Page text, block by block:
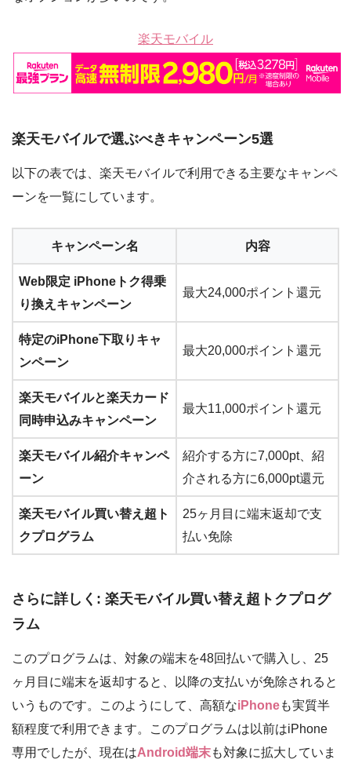
楽天モバイル
楽天モバイルで選ぶべきキャンペーン5選
以下の表では、楽天モバイルで利用できる主要なキャンペ
ーンを一覧にしています。
キャンペーン名 内容
Web限定 iPhoneトク得乗
り換えキャンペーン
最大24,000ポイント還元
特定のiPhone下取りキャ
ンペーン
最大20,000ポイント還元
楽天モバイルと楽天カード
同時申込みキャンペーン
最大11,000ポイント還元
楽天モバイル紹介キャンペ
ーン
紹介する方に7,000pt、紹
介される方に6,000pt還元
楽天モバイル買い替え超ト
クプログラム
25ヶ月目に端末返却で支
払い免除
さらに詳しく: 楽天モバイル買い替え超トクプログ
ラム
このプログラムは、対象の端末を48回払いで購入し、25
ヶ月目に端末を返却すると、以降の支払いが免除されると
いうものです。このようにして、高額なiPhoneも実質半
額程度で利用できます。このプログラムは以前はiPhone
専用でしたが、現在はAndroid端末も対象に拡大していま